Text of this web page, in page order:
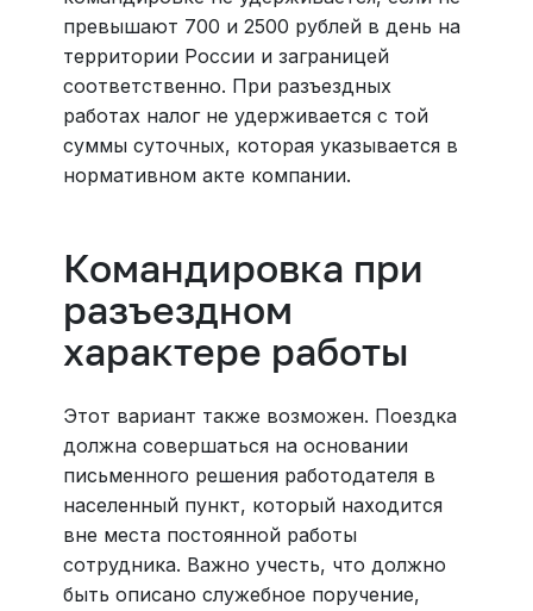
превышают 700 и 2500 рублей в день на
территории России и заграницей
соответственно. При разъездных
работах налог не удерживается с той
суммы суточных, которая указывается в
нормативном акте компании.
Командировка при
разъездном
характере работы
Этот вариант также возможен. Поездка
должна совершаться на основании
письменного решения работодателя в
населенный пункт, который находится
вне места постоянной работы
сотрудника. Важно учесть, что должно
быть описано служебное поручение,